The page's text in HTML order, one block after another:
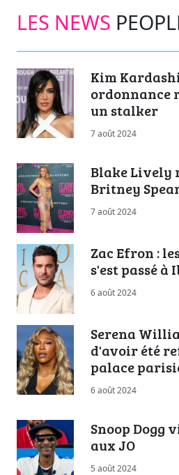
LES NEWS
Kim
ordonnance
un stalker
7 août 2024
Blake Lively
Britney
7 août 2024
Zac Efron :
s'est passé à
6 août 2024
Serena
d'avoir été
palace
6 août 2024
Snoop Dogg
aux JO
5 août 2024